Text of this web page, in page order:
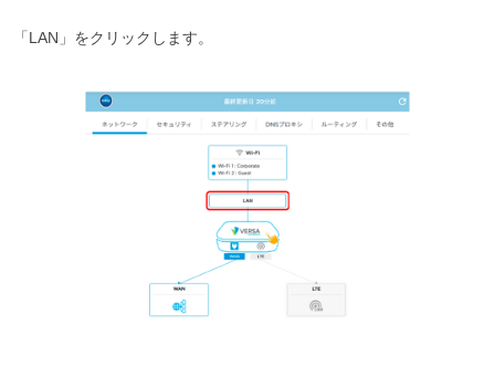
「LAN」をクリックします。